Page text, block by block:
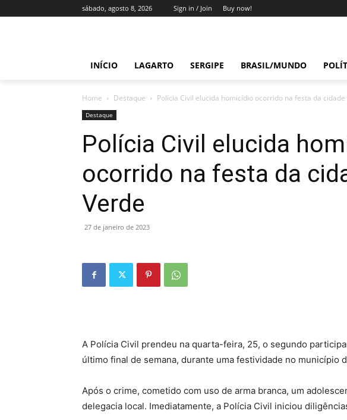
sábado, agosto 8, 2026 Sign in / Join Buy now!
INÍCIO LAGARTO SERGIPE BRASIL/MUNDO
Home Destaque Polícia Civil elucida homicídio ocorrido na festa da cidade
Destaque
Polícia Civil elucida
ocorrido na festa da
Verde
27 de janeiro de 2023
A Polícia Civil prendeu na quarta-feira, 25, o segundo
último final de semana, durante uma festividade no município
Após o crime, cometido com uso de arma branca, um
delegacia local. Imediatamente, a Polícia Civil iniciou